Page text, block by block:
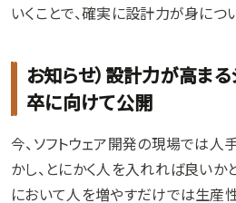
いくことで、確実に設計力が身につ
お知らせ）設計力が高ま
卒に向けて公開
今、ソフトウェア開発の現場では人
かし、とにかく人を入れれば良いか
において人を増やすだけでは生産